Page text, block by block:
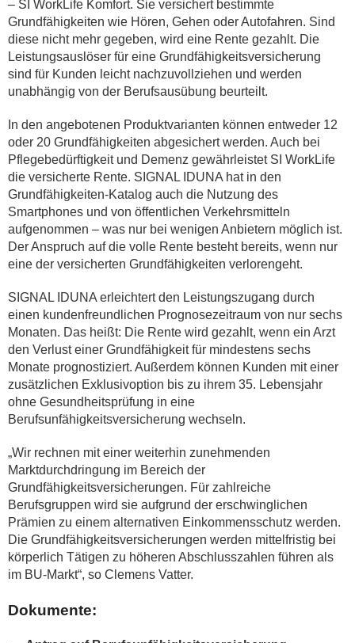
– SI WorkLife Komfort. Sie versichert bestimmte
Grundfähigkeiten wie Hören, Gehen oder Autofahren. Sind
diese nicht mehr gegeben, wird eine Rente gezahlt. Die
Leistungsauslöser für eine Grundfähigkeitsversicherung
sind für Kunden leicht nachzuvollziehen und werden
unabhängig von der Berufsausübung beurteilt.
In den angebotenen Produktvarianten können entweder 12
oder 20 Grundfähigkeiten abgesichert werden. Auch bei
Pflegebedürftigkeit und Demenz gewährleistet SI WorkLife
die versicherte Rente. SIGNAL IDUNA hat in den
Grundfähigkeiten-Katalog auch die Nutzung des
Smartphones und von öffentlichen Verkehrsmitteln
aufgenommen – was nur bei wenigen Anbietern möglich ist.
Der Anspruch auf die volle Rente besteht bereits, wenn nur
eine der versicherten Grundfähigkeiten verlorengeht.
SIGNAL IDUNA erleichtert den Leistungszugang durch
einen kundenfreundlichen Prognosezeitraum von nur sechs
Monaten. Das heißt: Die Rente wird gezahlt, wenn ein Arzt
den Verlust einer Grundfähigkeit für mindestens sechs
Monate prognostiziert. Außerdem können Kunden mit einer
zusätzlichen Exklusivoption bis zu ihrem 35. Lebensjahr
ohne Gesundheitsprüfung in eine
Berufsunfähigkeitsversicherung wechseln.
„Wir rechnen mit einer weiterhin zunehmenden
Marktdurchdringung im Bereich der
Grundfähigkeitsversicherungen. Für zahlreiche
Berufsgruppen wird sie aufgrund der erschwinglichen
Prämien zu einem alternativen Einkommensschutz werden.
Die Grundfähigkeitsversicherungen werden mittelfristig bei
körperlich Tätigen zu höheren Abschlusszahlen führen als
im BU-Markt“, so Clemens Vatter.
Dokumente: